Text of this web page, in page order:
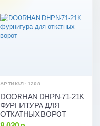
АРТИКУЛ: 1208
DOORHAN DHPN-71-21K
ФУРНИТУРА ДЛЯ
ОТКАТНЫХ ВОРОТ